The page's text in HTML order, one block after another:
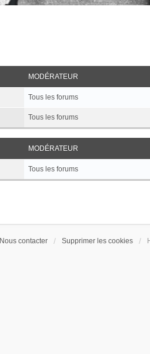
MODÉRATEUR
Tous les forums
Tous les forums
MODÉRATEUR
Tous les forums
Nous contacter Supprimer les cookies